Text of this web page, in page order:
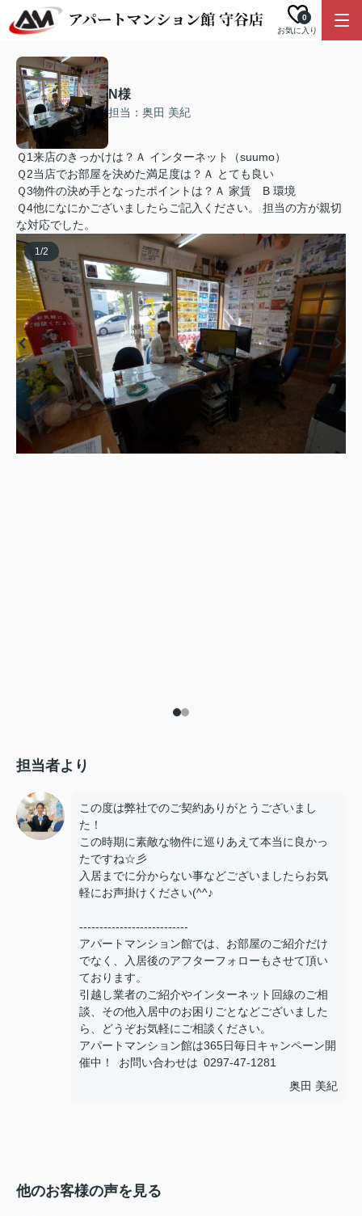
お気に入り
0
N様
担当：奥田 美紀
Ｑ1来店のきっかけは？Ａ インターネット（suumo）
Ｑ2当店でお部屋を決めた満足度は？Ａ とても良い
Ｑ3物件の決め手となったポイントは？Ａ 家賃 B 環境
Ｑ4他になにかございましたらご記入ください。 担当の方が親切
な対応でした。
1/2
担当者より
この度は弊社でのご契約ありがとうございまし
た！
この時期に素敵な物件に巡りあえて本当に良かっ
たですね☆彡
入居までに分からない事などございましたらお気
軽にお声掛けください(^^♪
---------------------------
アパートマンション館では、お部屋のご紹介だけ
でなく、入居後のアフターフォローもさせて頂い
ております。
引越し業者のご紹介やインターネット回線のご相
談、その他入居中のお困りごとなどございました
ら、どうぞお気軽にご相談ください。
アパートマンション館は365日毎日キャンペーン開
催中！ お問い合わせは 0297-47-1281
奥田 美紀
他のお客様の声を見る